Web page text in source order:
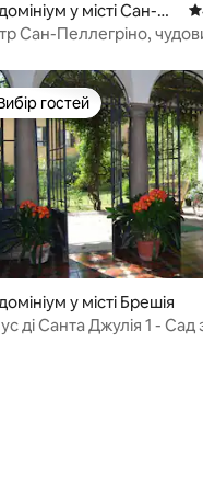
у місті Сан-Пе
Терме
Сан-Пеллегріно,
з 5, відгуки: 172
вибір гостей
гостей
у місті Брешія
ді Санта Джулія 1 - Сад